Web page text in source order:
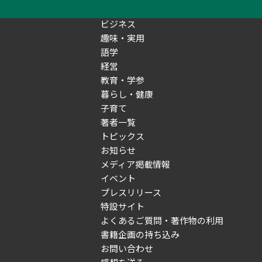
ビジネス
趣味・実用
語学
経営
教育・学参
暮らし・健康
子育て
著者一覧
トピックス
お知らせ
メディア掲載情報
イベント
プレスリリース
特設サイト
よくあるご質問・著作物の利用
書籍企画の持ち込み
お問い合わせ